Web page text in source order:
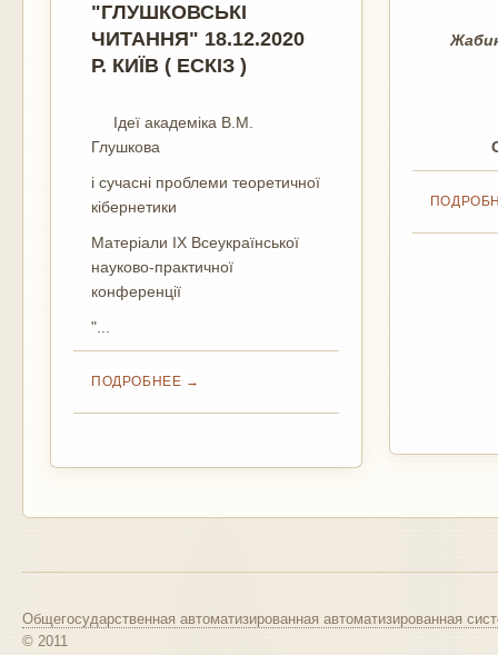
"ГЛУШКОВСЬКІ
ЧИТАННЯ" 18.12.2020
Р. КИЇВ ( ЕСКІЗ )
Ідеї академіка В.М.
Глушкова
і сучасні проблеми теоретичної
кібернетики
Матеріали IX Всеукраїнської
науково-практичної
конференції
"...
ПОДРОБНЕЕ
Общегосударственная автоматизированная автоматизированная
© 2011